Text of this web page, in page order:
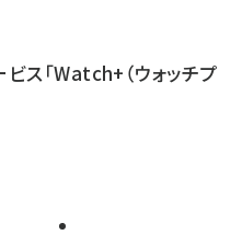
「Watch+（ウォッチプ